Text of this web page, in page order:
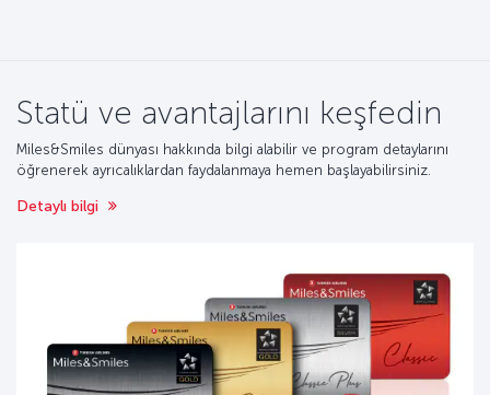
Statü ve avantajlarını keşfedin
Miles&Smiles dünyası hakkında bilgi alabilir ve program detaylarını
öğrenerek ayrıcalıklardan faydalanmaya hemen başlayabilirsiniz.
Detaylı bilgi